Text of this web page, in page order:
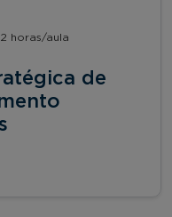
horas/aula
de